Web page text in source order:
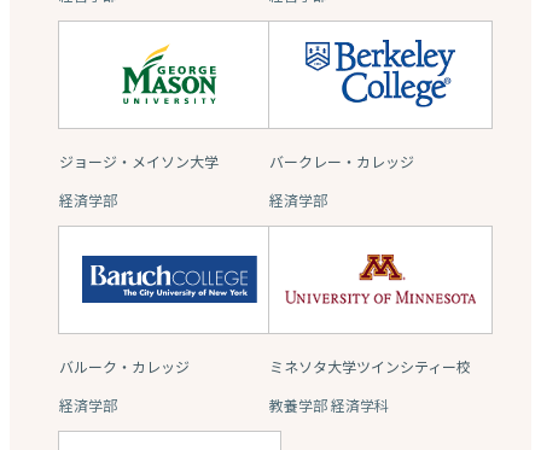
ジョージ・メイソン大学
経済学部
バークレー・カレッジ
経済学部
バルーク・カレッジ
経済学部
ミネソタ大学ツインシティー校
教養学部 経済学科